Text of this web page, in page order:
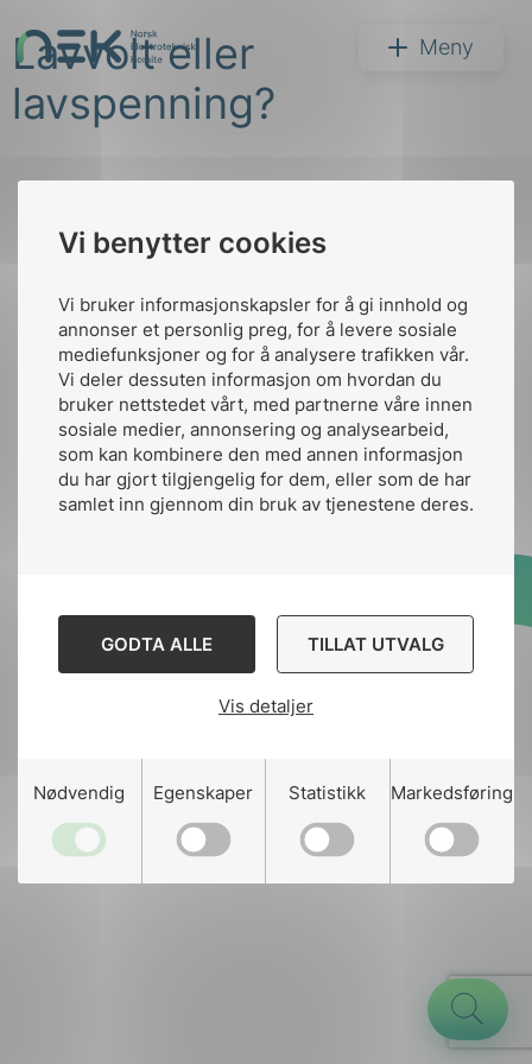
Vi benytter cookies
Vi bruker informasjonskapsler for å gi innhold og
annonser et personlig preg, for å levere sosiale
mediefunksjoner og for å analysere trafikken vår.
Vi deler dessuten informasjon om hvordan du
bruker nettstedet vårt, med partnerne våre innen
sosiale medier, annonsering og analysearbeid,
som kan kombinere den med annen informasjon
du har gjort tilgjengelig for dem, eller som de har
samlet inn gjennom din bruk av tjenestene deres.
GODTA ALLE TILLAT UTVALG
Vis detaljer
Nødvendig Egenskaper Statistikk Markedsføring
til
innhold
NEK Meny
Søk
Lavvolt eller
lavspenning?
Kontakt oss
Ansatte
nek@nek.no
Kontakt
Bruk av Cookies
Designed and developed
Stem Agency
toppen